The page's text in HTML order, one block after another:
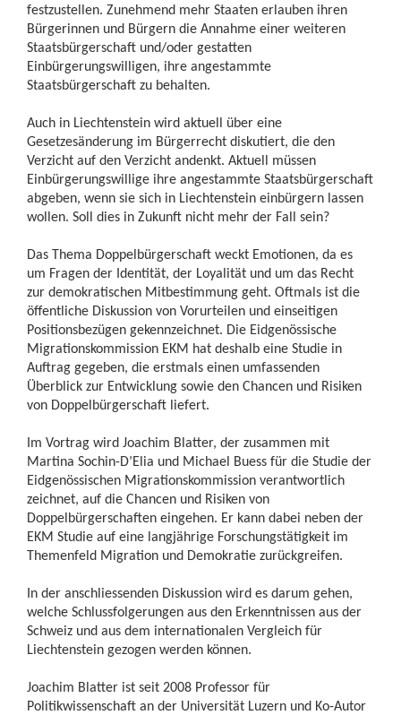
festzustellen. Zunehmend mehr Staaten erlauben ihren
Bürgerinnen und Bürgern die Annahme einer weiteren
Staatsbürgerschaft und/oder gestatten
Einbürgerungswilligen, ihre angestammte
Staatsbürgerschaft zu behalten.
Auch in Liechtenstein wird aktuell über eine
Gesetzesänderung im Bürgerrecht diskutiert, die den
Verzicht auf den Verzicht andenkt. Aktuell müssen
Einbürgerungswillige ihre angestammte Staatsbürgerschaft
abgeben, wenn sie sich in Liechtenstein einbürgern lassen
wollen. Soll dies in Zukunft nicht mehr der Fall sein?
Das Thema Doppelbürgerschaft weckt Emotionen, da es
um Fragen der Identität, der Loyalität und um das Recht
zur demokratischen Mitbestimmung geht. Oftmals ist die
öffentliche Diskussion von Vorurteilen und einseitigen
Positionsbezügen gekennzeichnet. Die Eidgenössische
Migrationskommission EKM hat deshalb eine Studie in
Auftrag gegeben, die erstmals einen umfassenden
Überblick zur Entwicklung sowie den Chancen und Risiken
von Doppelbürgerschaft liefert.
Im Vortrag wird Joachim Blatter, der zusammen mit
Martina Sochin-D’Elia und Michael Buess für die Studie der
Eidgenössischen Migrationskommission verantwortlich
zeichnet, auf die Chancen und Risiken von
Doppelbürgerschaften eingehen. Er kann dabei neben der
EKM Studie auf eine langjährige Forschungstätigkeit im
Themenfeld Migration und Demokratie zurückgreifen.
In der anschliessenden Diskussion wird es darum gehen,
welche Schlussfolgerungen aus den Erkenntnissen aus der
Schweiz und aus dem internationalen Vergleich für
Liechtenstein gezogen werden können.
Joachim Blatter ist seit 2008 Professor für
Politikwissenschaft an der Universität Luzern und Ko-Autor